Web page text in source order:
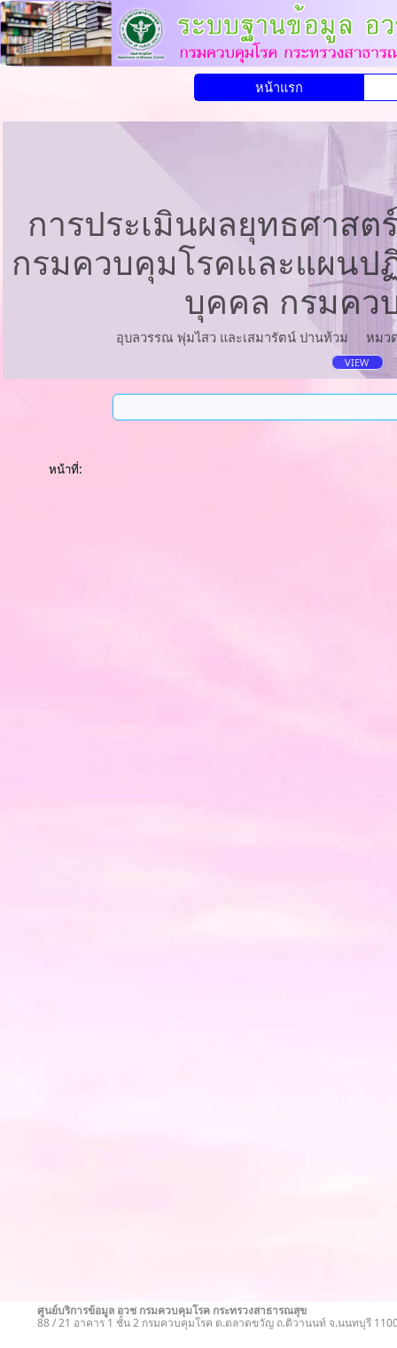
หน้าแรก
การประเมินผลยุทธศาส
กรมควบคุมโรคและแผนป
บุคคล กรมคว
อุบลวรรณ พุ่มไสว และเสมารัตน์ ปานท้วม หมว
VIEW
หน้าที่:
ศูนย์บริการข้อมูล อวช กรมควบคุมโรค กระทรวงสาธารณสุข
88 / 21 อาคาร 1 ชั้น 2 กรมควบคุมโรค ต.ตลาดขวัญ ถ.ติวานนท์ จ.นนทบุรี